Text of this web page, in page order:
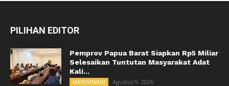
PILIHAN EDITOR
Pemprov Papua Barat Siapkan Rp5 Miliar
Selesaikan Tuntutan Masyarakat Adat
Kali...
MANOKWARI Agustus 9, 2026